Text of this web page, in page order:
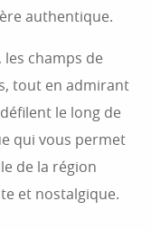
authentique.
champs de
tout en admirant
le long de
qui vous permet
de la région
et nostalgique.